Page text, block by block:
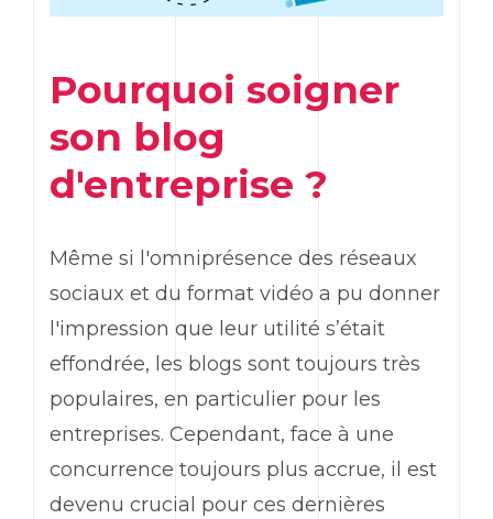
Pourquoi soigner
son blog
d'entreprise ?
Même si l'omniprésence des réseaux
sociaux et du format vidéo a pu donner
l'impression que leur utilité s’était
effondrée, les blogs sont toujours très
populaires, en particulier pour les
entreprises. Cependant, face à une
concurrence toujours plus accrue, il est
devenu crucial pour ces dernières